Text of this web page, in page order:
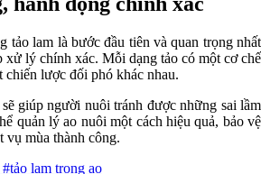
tảo lam là bước đầu tiên và quan trọng nhất
xử lý chính xác. Mỗi dạng tảo có một cơ chế
chiến lược đối phó khác nhau.
giúp người nuôi tránh được những sai lầm
quản lý ao nuôi một cách hiệu quả, bảo vệ
vụ mùa thành công.
#tảo lam trong ao